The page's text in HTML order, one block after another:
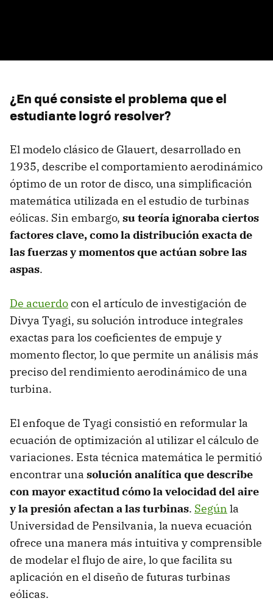
¿En qué consiste el problema que el
estudiante logró resolver?
El modelo clásico de Glauert, desarrollado en
1935, describe el comportamiento aerodinámico
óptimo de un rotor de disco, una simplificación
matemática utilizada en el estudio de turbinas
eólicas. Sin embargo, su teoría ignoraba ciertos
factores clave, como la distribución exacta de
las fuerzas y momentos que actúan sobre las
aspas.
De acuerdocon el artículo de investigación de
Divya Tyagi, su solución introduce integrales
exactas para los coeficientes de empuje y
momento flector, lo que permite un análisis más
preciso del rendimiento aerodinámico de una
turbina.
El enfoque de Tyagi consistió en reformular la
ecuación de optimización al utilizar el cálculo de
variaciones. Esta técnica matemática le permitió
encontrar una solución analítica que describe
con mayor exactitud cómo la velocidad del aire
y la presión afectan a las turbinas. Según la
Universidad de Pensilvania, la nueva ecuación
ofrece una manera más intuitiva y comprensible
de modelar el flujo de aire, lo que facilita su
aplicación en el diseño de futuras turbinas
eólicas.